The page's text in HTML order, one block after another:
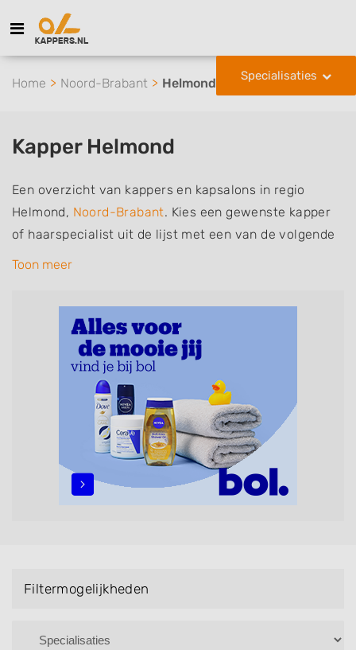
Specialisaties
Home Noord-Brabant Helmond
Kapper Helmond
Een overzicht van kappers en kapsalons in regio
Helmond, Noord-Brabant. Kies een gewenste kapper
of haarspecialist uit de lijst met een van de volgende
specialisaties of aantekeningen: mannen of
zonder afspraak terecht kunt. De vermelde kappers
kunnen uw haren wassen, knippen, föhnen en kleuren,
maar ook helpen met extensions, balyage, invlechten,
opsteken, weave, een keratinebehandeling, een
permanent, een bruidkapsel, make-up & visagie,
epileren, schoonheidsbehandelingen, het trimmen van
een baard en pruiken. U kunt de zoekresultaten
filteren met behulp van de specialisatie filter en u
Toon meer
Filtermogelijkheden